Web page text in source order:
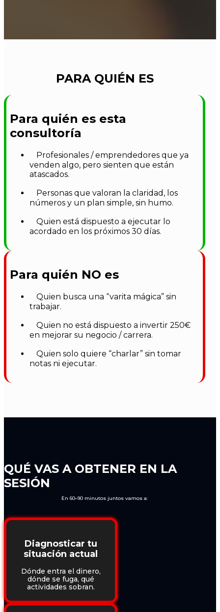
PARA QUIÉN ES
Para quién es esta
consultoría
Profesionales / emprendedores que ya
venden algo, pero sienten que están
atascados.
Personas que valoran la claridad, los
números y un plan simple, sin humo.
Quien está dispuesto a ejecutar lo
acordado en los próximos 30 días.
Para quién NO es
Quien busca una “varita mágica” sin
trabajar.
Quien no está dispuesto a invertir 250€
en mejorar su negocio / carrera.
Quien solo quiere “charlar” sin tomar
notas ni ejecutar.
QUÉ VAS A OBTENER EN LA
SESIÓN
En 60–90 minutos juntos vamos a:
Diagnosticar tu
situación actual
Dónde entra el dinero,
dónde se fuga, qué
actividades sobran.